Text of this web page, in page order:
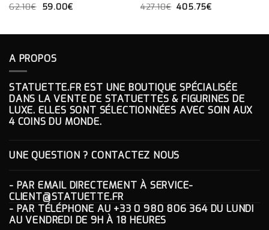
NOTE
62.10€ LE
62.10€.
59.00€LE
59.00€.
NOTE
427.10€ LE
427.10€.
405.75€LE
405.75€.
A PROPOS
STATUETTE.FR EST UNE BOUTIQUE SPÉCIALISÉE
DANS LA VENTE DE STATUETTES & FIGURINES DE
LUXE. ELLES SONT SÉLECTIONNÉES AVEC SOIN AUX
4 COINS DU MONDE.
UNE QUESTION ? CONTACTEZ NOUS
- PAR EMAIL DIRECTEMENT À SERVICE-
CLIENT@STATUETTE.FR
- PAR TÉLÉPHONE AU +33 0 980 806 364DU LUNDI
AU VENDREDI DE 9H À 18 HEURES